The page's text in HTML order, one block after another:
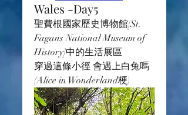
Wales -Day5
聖費根國家歷史博物館[St.
Fagans National Museum of
History]中的生活展區
穿過這條小徑 會遇上白兔嗎
(Alice in Wonderland梗)